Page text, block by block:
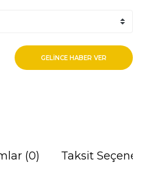
GELİNCE HABER VER
(0) Taksit